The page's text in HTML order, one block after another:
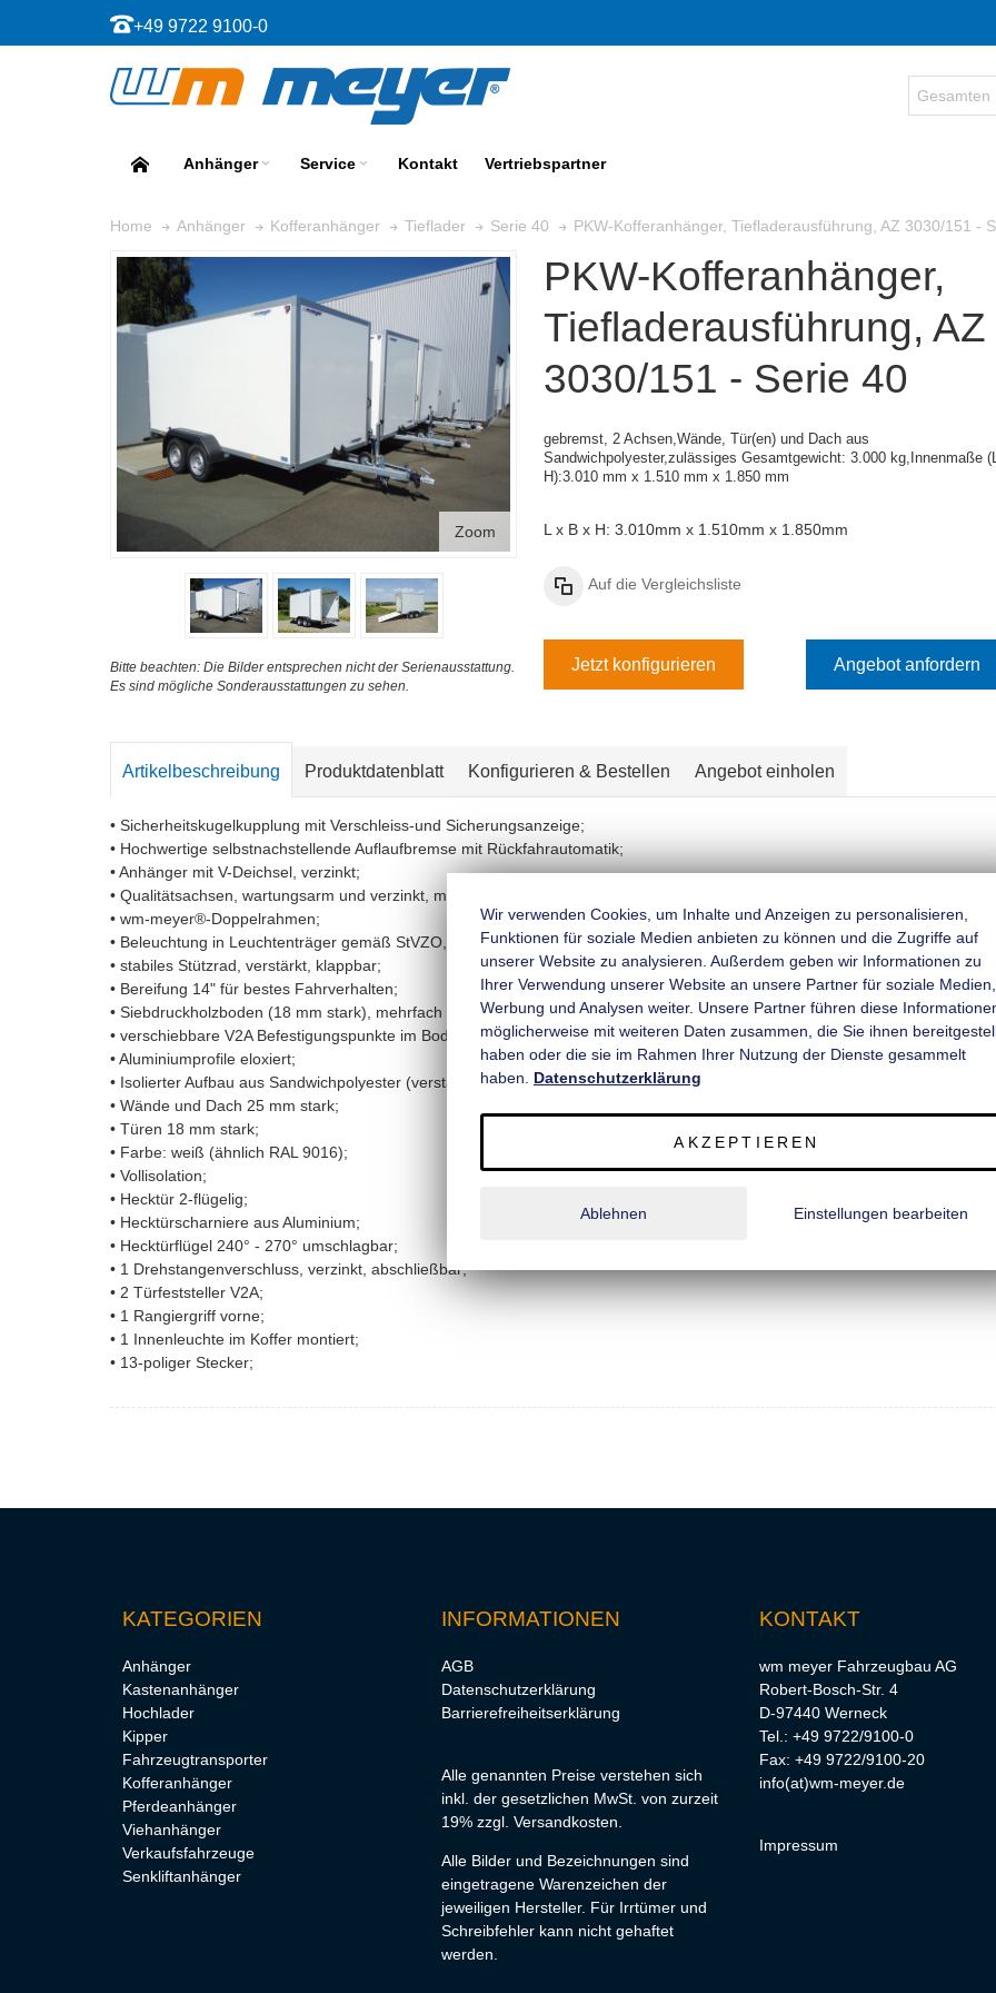
+49 9722 9100-0
Anhänger Service Kontakt Vertriebspartner
Home Anhänger Kofferanhänger Tieflader Serie 40 PKW-Kofferanhänger, Tiefladerausführung, AZ 3030/151 -
Zoom
Bitte beachten: Die Bilder entsprechen nicht der Serienausstattung.
Es sind mögliche Sonderausstattungen zu sehen.
PKW-Kofferanhänger,
Tiefladerausführung, AZ
3030/151 - Serie 40
gebremst, 2 Achsen,Wände, Tür(en) und Dach aus
Sandwichpolyester,zulässiges Gesamtgewicht: 3.000 kg, Innenmaße
H):3.010 mm x 1.510 mm x 1.850 mm
L x B x H: 3.010mm x 1.510mm x 1.850mm
Auf die Vergleichsliste
Jetzt konfigurieren Angebot anfordern
Artikelbeschreibung Produktdatenblatt Konfigurieren & Bestellen Angebot einholen
• Sicherheitskugelkupplung mit Verschleiss-und Sicherungsanzeige;
• Hochwertige selbstnachstellende Auflaufbremse mit Rückfahrautomatik;
• Anhänger mit V-Deichsel, verzinkt;
• Qualitätsachsen, wartungsarm und verzinkt, mit Gummifederung für besseres Fahrverhalten;
• wm-meyer®-Doppelrahmen;
• Beleuchtung in Leuchtenträger gemäß StVZO, mit Nebelschlussleuchte und Rückfahrscheinwerfer;
• stabiles Stützrad, verstärkt, klappbar;
• Bereifung 14" für bestes Fahrverhalten;
• Siebdruckholzboden (18 mm stark), mehrfach wasserfest beschichtet und rutschhemmend, Schnittkanten versiegelt;
• verschiebbare V2A Befestigungspunkte im Boden-Wand-Profil, recht und links je 2 Stück;
• Aluminiumprofile eloxiert;
• Isolierter Aufbau aus Sandwichpolyester (verstärktes Polyester);
• Wände und Dach 25 mm stark;
• Türen 18 mm stark;
• Farbe: weiß (ähnlich RAL 9016);
• Vollisolation;
• Hecktür 2-flügelig;
• Hecktürscharniere aus Aluminium;
• Hecktürflügel 240° - 270° umschlagbar;
• 1 Drehstangenverschluss, verzinkt, abschließbar;
• 2 Türfeststeller V2A;
• 1 Rangiergriff vorne;
• 1 Innenleuchte im Koffer montiert;
• 13-poliger Stecker;
KATEGORIEN
Anhänger
Kastenanhänger
Hochlader
Kipper
Fahrzeugtransporter
Kofferanhänger
Pferdeanhänger
Viehanhänger
Verkaufsfahrzeuge
Senkliftanhänger
INFORMATIONEN
AGB
Datenschutzerklärung
Barrierefreiheitserklärung
Alle genannten Preise verstehen sich
inkl. der gesetzlichen MwSt. von zurzeit
19% zzgl. Versandkosten
Alle Bilder und Bezeichnungen sind
eingetragene Warenzeichen der
jeweiligen Hersteller. Für Irrtümer und
Schreibfehler kann nicht gehaftet
werden.
KONTAKT
wm meyer Fahrzeugbau AG
Robert-Bosch-Str. 4
D-97440 Werneck
Tel.: +49 9722/9100-0
Fax: +49 9722/9100-20
info(at)wm-meyer.de
Impressum
Wir verwenden Cookies, um Inhalte und Anzeigen zu personalisieren,
Funktionen für soziale Medien anbieten zu können und die Zugriffe auf
unserer Website zu analysieren. Außerdem geben wir Informationen zu
Ihrer Verwendung unserer Website an unsere Partner für soziale Medien,
Werbung und Analysen weiter. Unsere Partner führen diese
möglicherweise mit weiteren Daten zusammen, die Sie ihnen
haben oder die sie im Rahmen Ihrer Nutzung der Dienste gesammelt
haben. Datenschutzerklärung
AKZEPTIEREN
Ablehnen Einstellungen bearbeiten